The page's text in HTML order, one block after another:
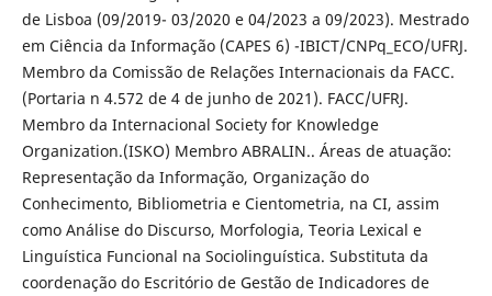
de Lisboa (09/2019- 03/2020 e 04/2023 a 09/2023). Mestrado
em Ciência da Informação (CAPES 6) -IBICT/CNPq_ECO/UFRJ.
Membro da Comissão de Relações Internacionais da FACC.
(Portaria n 4.572 de 4 de junho de 2021). FACC/UFRJ.
Membro da Internacional Society for Knowledge
Organization.(ISKO) Membro ABRALIN.. Áreas de atuação:
Representação da Informação, Organização do
Conhecimento, Bibliometria e Cientometria, na CI, assim
como Análise do Discurso, Morfologia, Teoria Lexical e
Linguística Funcional na Sociolinguística. Substituta da
coordenação do Escritório de Gestão de Indicadores de